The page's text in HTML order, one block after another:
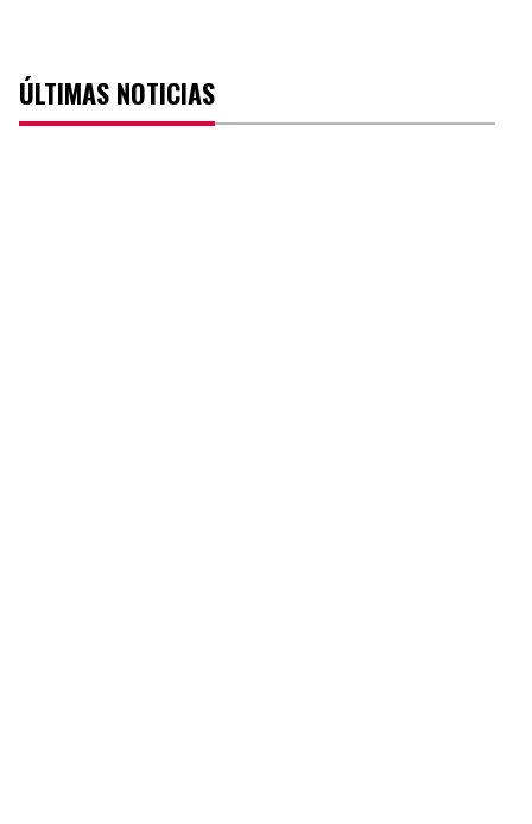
ÚLTIMAS NOTICIAS